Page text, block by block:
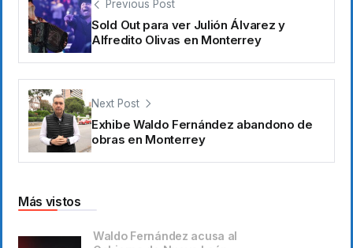
Previous Post
Sold Out para ver Julión Álvarez y
Alfredito Olivas en Monterrey
Next Post
Exhibe Waldo Fernández abandono de
obras en Monterrey
Más vistos
Waldo Fernández acusa al